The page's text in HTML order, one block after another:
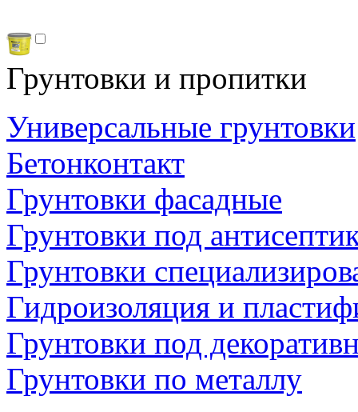
Грунтовки и пропитки
Универсальные грунтовки
Бетонконтакт
Грунтовки фасадные
Грунтовки под
Грунтовки
Гидроизоляция и
Грунтовки под
Грунтовки по металлу